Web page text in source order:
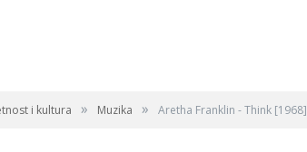
i kultura » Muzika » Aretha Franklin - Think [1968]